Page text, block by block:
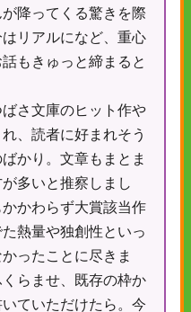
降ってくる驚きを際
リアルになど、重心
もきゅっと締まると
さ文庫のヒット作や
、読者に好まれそう
かり。文章もまとま
多いと推察しまし
かわらず大賞該当作
熱量や独創性といっ
ったことに尽きま
らませ、既存の枠か
ていただけたら。今